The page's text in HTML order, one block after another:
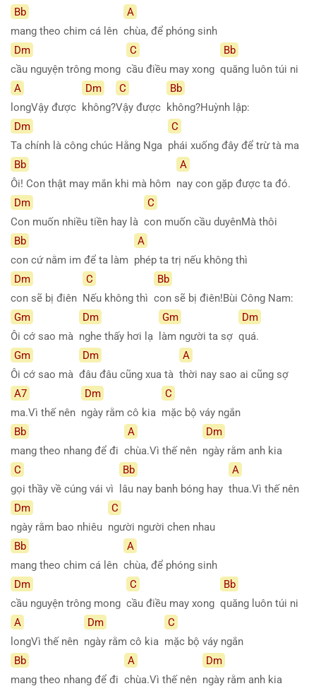
Bb
mang theo chim cá lên
A
chùa, để phóng sinh
Dm
cầu nguyện trông mong
C
cầu điều may xong
Bb
quăng luôn túi ni
A
longVậy được
Dm
không?
C
Vậy được
Bb
không?Huỳnh lập:
Dm
Ta chính là công chúc Hằng Nga
C
phái xuống đây để trừ tà ma
Bb
Ôi! Con thật may mắn khi mà hôm
A
nay con gặp được ta đó.
Dm
Con muốn nhiều tiền hay là
C
con muốn cầu duyênMà thôi
Bb
con cứ nằm im để ta làm
A
phép ta trị nếu không thì
Dm
con sẽ bị điên
C
Nếu không thì
Bb
con sẽ bị điên!Bùi Công Nam:
Gm
Ôi cớ sao mà
Dm
nghe thấy hơi lạ
Gm
làm người ta sợ
Dm
quá.
Gm
Ôi cớ sao mà
Dm
đâu đâu cũng xua tà
A
thời nay sao ai cũng sợ
A7
ma.Vì thế nên
Dm
ngày rằm cô kia
C
mặc bộ váy ngắn
Bb
mang theo nhang để đi
A
chùa.Vì thế nên
Dm
ngày rằm anh kia
C
gọi thầy về cúng vái vì
Bb
lâu nay banh bóng hay
A
thua.Vì thế nên
Dm
ngày rằm bao nhiêu
C
người người chen nhau
Bb
mang theo chim cá lên
A
chùa, để phóng sinh
Dm
cầu nguyện trông mong
C
cầu điều may xong
Bb
quăng luôn túi ni
A
longVì thế nên
Dm
ngày rằm cô kia
C
mặc bộ váy ngắn
Bb
mang theo nhang để đi
A
chùa.Vì thế nên
Dm
ngày rằm anh kia